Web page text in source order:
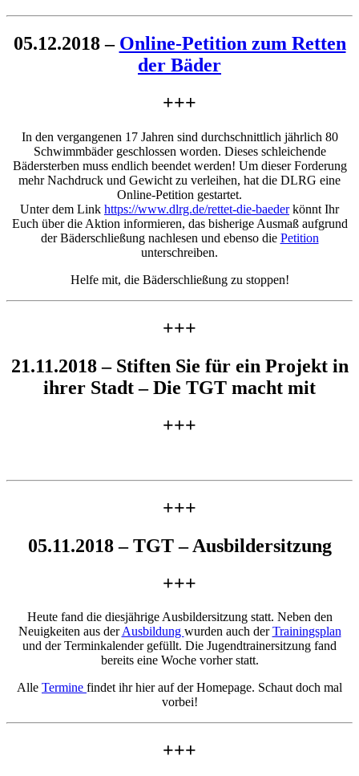
05.12.2018 – Online-Petition zum Retten
der Bäder
+++
In den vergangenen 17 Jahren sind durchschnittlich jährlich 80
Schwimmbäder geschlossen worden. Dieses schleichende
Bädersterben muss endlich beendet werden! Um dieser Forderung
mehr Nachdruck und Gewicht zu verleihen, hat die DLRG eine
Online-Petition gestartet.
Unter dem Link https://www.dlrg.de/rettet-die-baederkönnt Ihr
Euch über die Aktion informieren, das bisherige Ausmaß aufgrund
der Bäderschließung nachlesen und ebenso die Petition
unterschreiben.
Helfe mit, die Bäderschließung zu stoppen!
+++
21.11.2018 – Stiften Sie für ein Projekt in
ihrer Stadt – Die TGT macht mit
+++
+++
05.11.2018 – TGT – Ausbildersitzung
+++
Heute fand die diesjährige Ausbildersitzung statt. Neben den
Neuigkeiten aus derAusbildung wurden auch derTrainingsplan
und der Terminkalender gefüllt. Die Jugendtrainersitzung fand
bereits eine Woche vorher statt.
Alle Termine findet ihr hier auf der Homepage. Schaut doch mal
vorbei!
+++